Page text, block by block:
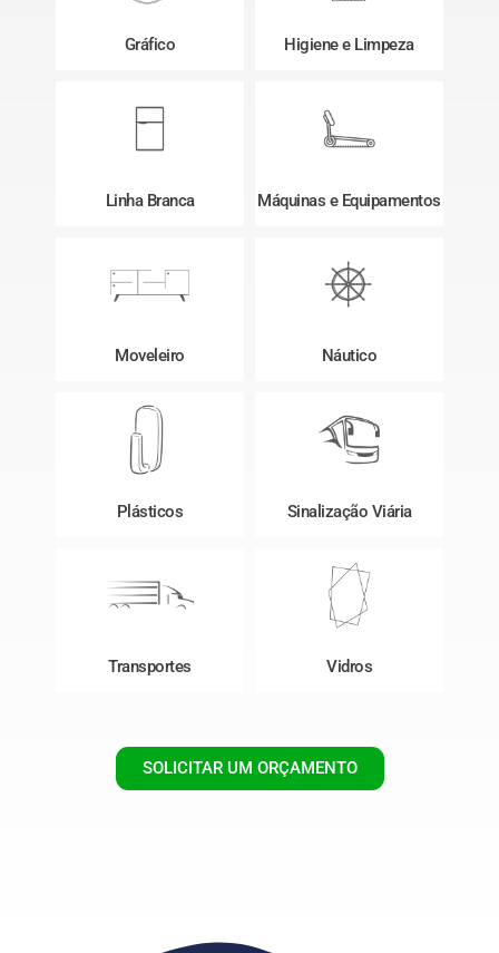
Gráfico Higiene e Limpeza
Linha Branca Máquinas e Equipamentos
Moveleiro Náutico
Plásticos Sinalização Viária
Transportes Vidros
SOLICITAR UM ORÇAMENTO